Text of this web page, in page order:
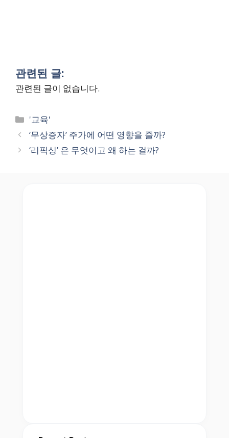
관련된 글:
관련된 글이 없습니다.
Categories
'교육'
‘무상증자’ 주가에 어떤 영향을 줄까?
‘리픽싱’ 은 무엇이고 왜 하는 걸까?